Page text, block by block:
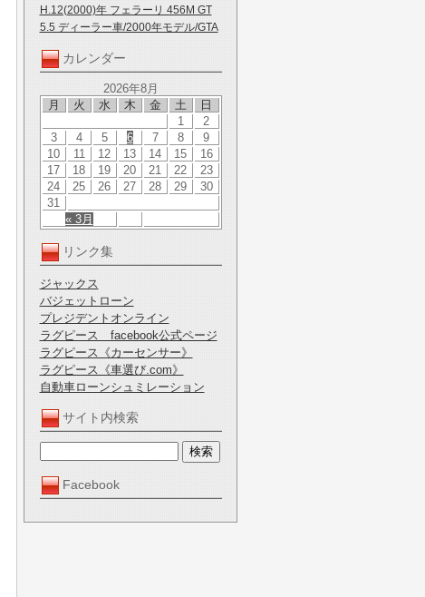
H.12(2000)年 フェラーリ 456M GT
5.5 ディーラー車/2000年モデル/GTA
カレンダー
2026年8月
月
火 水 木 金 土 日
« 3月
1
2
3
4 5 6 7 8
9
10
11 12 13 14 15
16
17
18 19 20 21 22
23
24
25 26 27 28 29
30
31
リンク集
ジャックス
バジェットローン
プレジデントオンライン
ラグピース facebook公式ページ
ラグピース《カーセンサー》
ラグピース《車選び.com》
自動車ローンシュミレーション
サイト内検索
Facebook